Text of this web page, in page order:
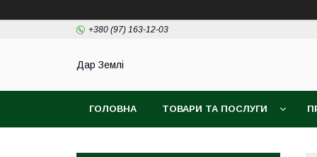
+380 (97) 163-12-03
Дар Землі
ГОЛОВНА ТОВАРИ ТА ПОСЛУГИ